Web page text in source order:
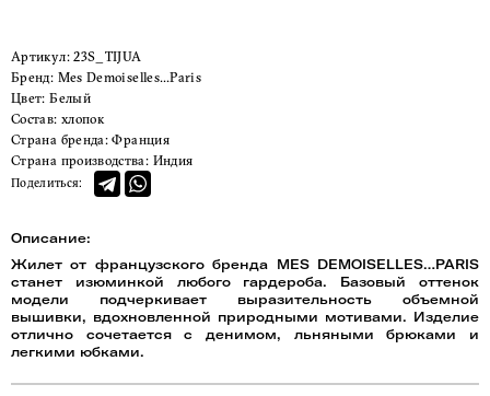
Артикул:23S_TIJUA
Бренд:
Mes Demoiselles…Paris
Цвет:
Белый
Состав: хлопок
Страна бренда: Франция
Страна производства: Индия
Поделиться:
Описание:
Жилет от французского бренда MES DEMOISELLES…PARIS
станет изюминкой любого гардероба. Базовый оттенок
модели подчеркивает выразительность объемной
вышивки, вдохновленной природными мотивами. Изделие
отлично сочетается с денимом, льняными брюками и
легкими юбками.